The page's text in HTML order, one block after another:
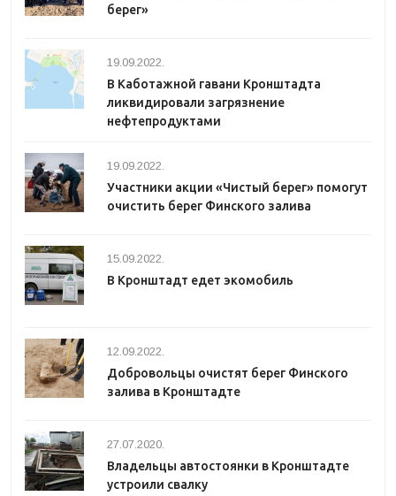
берег»
19.09.2022.
В Каботажной гавани Кронштадта
ликвидировали загрязнение
нефтепродуктами
19.09.2022.
Участники акции «Чистый берег» помогут
очистить берег Финского залива
15.09.2022.
В Кронштадт едет экомобиль
12.09.2022.
Добровольцы очистят берег Финского
залива в Кронштадте
27.07.2020.
Владельцы автостоянки в Кронштадте
устроили свалку